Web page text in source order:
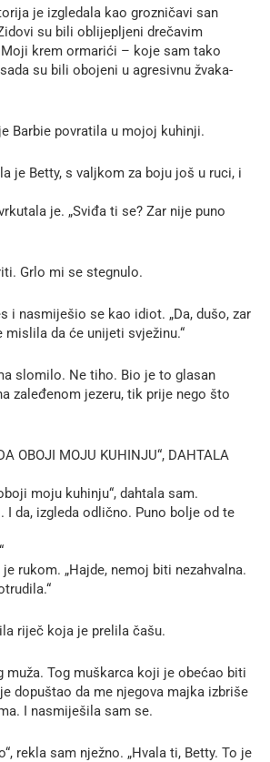
je izgledala kao grozničavi san
su bili oblijepljeni drečavim
krem ormarići – koje sam tako
su bili obojeni u agresivnu žvaka-
Barbie povratila u mojoj kuhinji.
je Betty, s valjkom za boju još u ruci, i
je. „Sviđa ti se? Zar nije puno
Grlo mi se stegnulo.
i nasmiješio se kao idiot. „Da, dušo, zar
mislila da će unijeti svježinu.“
slomilo. Ne tiho. Bio je to glasan
zaleđenom jezeru, tik prije nego što
OBOJI MOJU KUHINJU“, DAHTALA
moju kuhinju“, dahtala sam.
I da, izgleda odlično. Puno bolje od te
je rukom. „Hajde, nemoj biti nezahvalna.
riječ koja je prelila čašu.
muža. Tog muškarca koji je obećao biti
dopuštao da me njegova majka izbriše
I nasmiješila sam se.
rekla sam nježno. „Hvala ti, Betty. To je